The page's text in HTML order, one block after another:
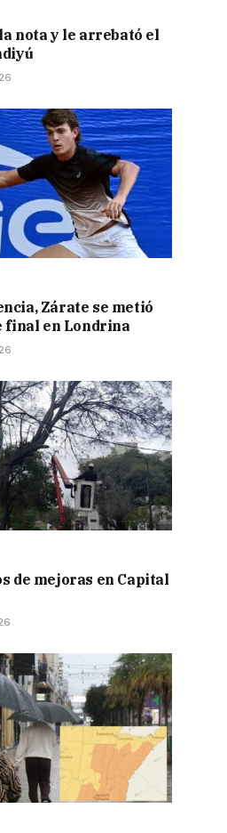
nota y le arrebató el
Zárate se metió
final en Londrina
de mejoras en Capital